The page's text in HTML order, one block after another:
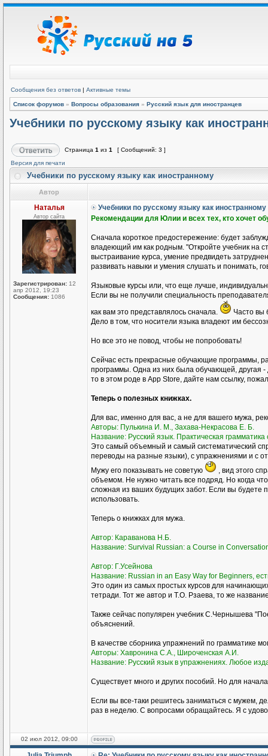
Сообщения без ответов | Активные темы
Список форумов » Вопросы образования » Русский язык для иностранцев
Учебники по русскому языку как
Страница 1 из 1
[ Сообщений: 3 ]
Версия для печати
Учебники по русскому языку как иностранному
Автор
Наталья
Автор сайта
Зарегистрирован: 12
апр 2012, 19:23
Сообщения: 1086
Учебники по русскому языку как иностранному
Рекомендации для Юлии и всех тех, кто хочет
Сначала короткое предостережение: будет
владеющий им как родным. "Откройте учебник на
выстраивание курса, умение предвидеть
развивать навыки и умения слушать и понимать,
Языковые курсы или, что еще лучше,
Если вы не получили специальность
как вам это представлялось сначала.
Часто вы
Дело в том, что носители языка владеют им
Но все это не повод, чтобы не попробовать!
Сейчас есть прекрасные обучающие программы,
программы. Одна из них была обучающей, другая -
то в этом роде в Аpp Store, дайте нам ссылку,
Теперь о полезных книжках.
Для вас, именно для вас, а не для вашего мужа,
Авторы: Пулькина И. М., Захава-Некрасова Е. Б.
Название: Русский язык. Практическая
Это самый объемный и самый систематический
переводы на разные языки), с упражнениями и с
Мужу его показывать не советую
, вид этого
объемом. Не нужно читать все подряд. Но когда
сложная из ваших будущих забот. Если вы будете
использовать.
Теперь о книжках для мужа.
Автор: Караванова Н.Б.
Название: Survival Russian: а Course in
Автор: Г.Усейнова
Название: Russian in an Easy Way for Beginners,
Это один из самых простых курсов для
тетради. Тот же автор и Т.О. Рзаева, то же
Также сейчас популярен учебник С.Чернышева
объяснений.
В качестве сборника упражнений по грамматике
Авторы: Хавронина С.А., Широченская А.И.
Название: Русский язык в упражнениях. Любое
Существует много и других пособий. Но для
Если вы все-таки решитесь заниматься с мужем,
раз в неделю. С вопросами обращайтесь. Я с
02 июл 2012, 09:00